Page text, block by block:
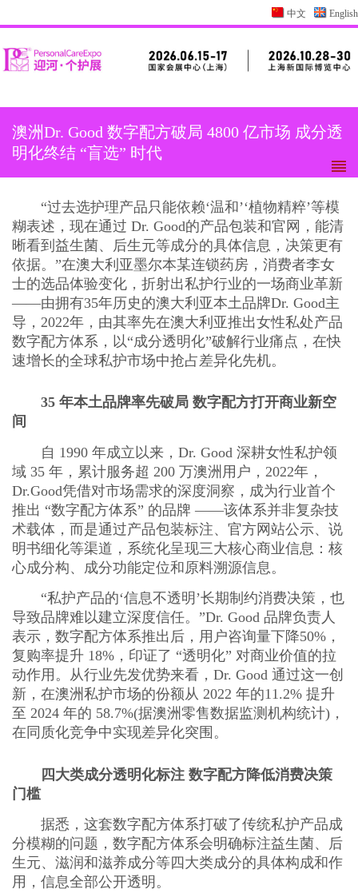
中文 English
澳洲Dr. Good 数字配方破局 4800 亿市场 成分透
明化终结 “盲选” 时代
“过去选护理产品只能依赖‘温和’‘植物精粹’等模
糊表述，现在通过 Dr. Good的产品包装和官网，能清
晰看到益生菌、后生元等成分的具体信息，决策更有
依据。”在澳大利亚墨尔本某连锁药房，消费者李女
士的选品体验变化，折射出私护行业的一场商业革新
——由拥有35年历史的澳大利亚本土品牌Dr. Good主
导，2022年，由其率先在澳大利亚推出女性私处产品
数字配方体系，以“成分透明化”破解行业痛点，在快
速增长的全球私护市场中抢占差异化先机。
35 年本土品牌率先破局 数字配方打开商业新空
间
自 1990 年成立以来，Dr. Good 深耕女性私护领
域 35 年，累计服务超 200 万澳洲用户，2022年，
Dr.Good凭借对市场需求的深度洞察，成为行业首个
推出 “数字配方体系” 的品牌 ——该体系并非复杂技
术载体，而是通过产品包装标注、官方网站公示、说
明书细化等渠道，系统化呈现三大核心商业信息：核
心成分构、成分功能定位和原料溯源信息。
“私护产品的‘信息不透明’长期制约消费决策，也
导致品牌难以建立深度信任。”Dr. Good 品牌负责人
表示，数字配方体系推出后，用户咨询量下降50%，
复购率提升 18%，印证了 “透明化” 对商业价值的拉
动作用。从行业先发优势来看，Dr. Good 通过这一创
新，在澳洲私护市场的份额从 2022 年的11.2% 提升
至 2024 年的 58.7%(据澳洲零售数据监测机构统计)，
在同质化竞争中实现差异化突围。
四大类成分透明化标注 数字配方降低消费决策
门槛
据悉，这套数字配方体系打破了传统私护产品成
分模糊的问题，数字配方体系会明确标注益生菌、后
生元、滋润和滋养成分等四大类成分的具体构成和作
用，信息全部公开透明。